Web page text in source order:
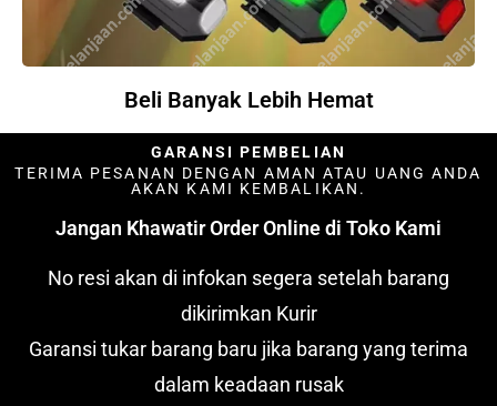
Beli Banyak Lebih Hemat
GARANSI PEMBELIAN
TERIMA PESANAN DENGAN AMAN ATAU UANG ANDA
AKAN KAMI KEMBALIKAN.
Jangan Khawatir Order Online di Toko Kami
No resi akan di infokan segera setelah barang
dikirimkan Kurir
Garansi tukar barang baru jika barang yang terima
dalam keadaan rusak